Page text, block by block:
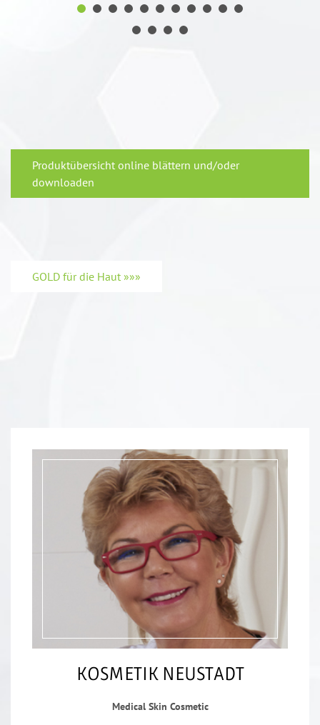
Produktübersicht online blättern und/oder
downloaden
GOLD für die Haut »»»
KOSMETIK NEUSTADT
Medical Skin Cosmetic